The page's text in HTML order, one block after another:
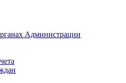
Администрации